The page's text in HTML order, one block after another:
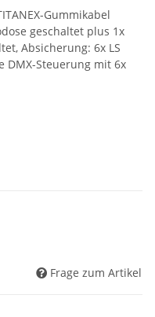
Gummikabel
geschaltet plus 1x
Absicherung: 6x LS
DMX-Steuerung mit 6x
Frage zum Artikel